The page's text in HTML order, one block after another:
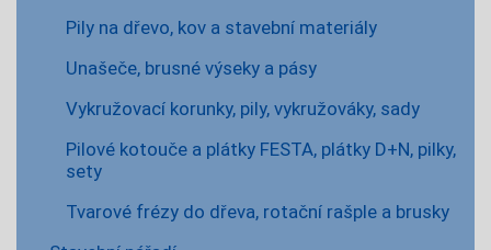
Pily na dřevo, kov a stavební materiály
Unašeče, brusné výseky a pásy
Vykružovací korunky, pily, vykružováky, sady
Pilové kotouče a plátky FESTA, plátky D+N, pilky,
sety
Tvarové frézy do dřeva, rotační rašple a brusky